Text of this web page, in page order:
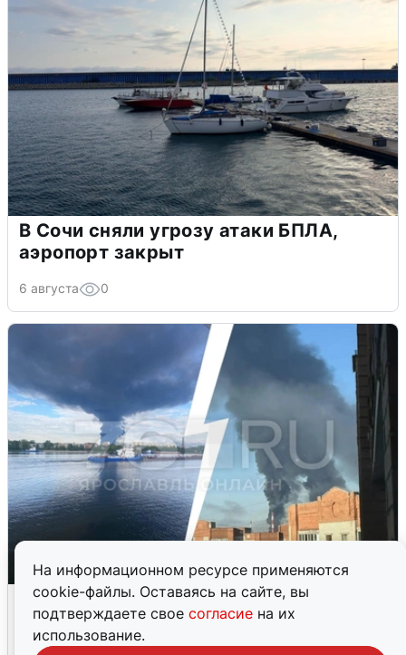
На информационном ресурсе применяются
cookie-файлы. Оставаясь на сайте, вы
подтверждаете свое согласие на их
использование.
В Сочи сняли угрозу атаки БПЛА,
аэропорт закрыт
6 августа 0
Ночная атака БПЛА на Ярославль:
попадания и последствия